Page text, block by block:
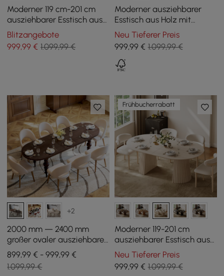
Moderner 119 cm-201 cm
ausziehbarer Esstisch aus
Walnussholz mit geriffelter
Basis, für 4-6 Personen
Blitzangebote
999,99 € 1.099,99 €
Moderner ausziehbarer
Esstisch aus Holz mit
Rillenfuß für 4–6 Pers., 120 -
200 cm
Neu Tieferer Preis
999,99€ 1.099,99 €
+2
2000 mm — 2400 mm
großer ovaler ausziehbarer
Esstisch aus der Mitte des
Jahrhunderts — Nussbaum
— Sitzplätze 6—10
899,99 € - 999,99 €
1.099,99 €
Frühbucherrabatt
Moderner 119-201 cm
ausziehbarer Esstisch aus
weiß gekalktem Holz mit
geriffeltem Sockel, für 4-6
Personen
Neu Tieferer Preis
999,99€ 1.099,99 €